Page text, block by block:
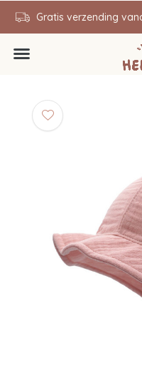
Gratis verzending